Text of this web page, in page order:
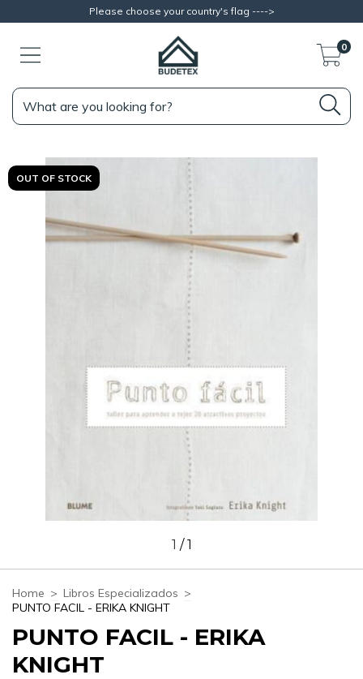
Please choose your country's flag ---->
0
OUT OF STOCK
1 /1
Home > Libros Especializados >
PUNTO FACIL - ERIKA KNIGHT
PUNTO FACIL - ERIKA
KNIGHT